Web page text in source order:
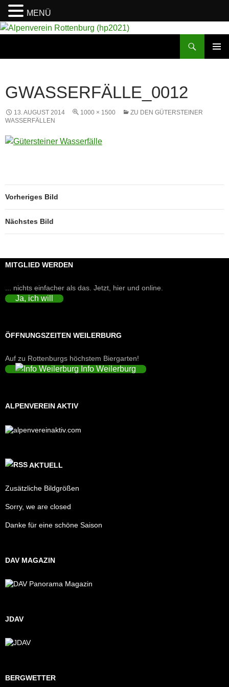
GWASSERFÄLLE_0012
13. AUGUST 2014 1000 × 1500
ZU DEN GÜTERSTEINER
WASSERFÄLLEN
Vorheriges Bild
Nächstes Bild
MITGLIED WERDEN
... nichts einfacher als das. Jetzt, hier und online.
Ja, ich will
ÖFFNUNGSZEITEN WEILERBURG
Auf zu Rottenburgs höchstem Biergarten!
Info Weilerburg
ALPENVEREIN AKTIV
AKTUELL
Zusätzliche Bildgrößen
Sorry, we are closed
Danke für eine schöne Saison
DAV MAGAZIN
JDAV
BERGWETTER
MENÜ